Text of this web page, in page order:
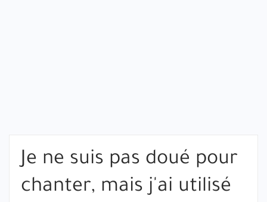
Je ne suis pas doué pour
chanter, mais j'ai utilisé